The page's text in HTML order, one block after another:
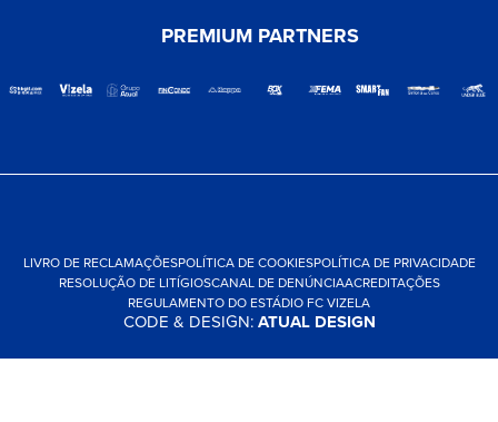
PREMIUM PARTNERS
LIVRO DE RECLAMAÇÕESPOLÍTICA DE COOKIESPOLÍTICA DE PRIVACIDADE
RESOLUÇÃO DE LITÍGIOSCANAL DE DENÚNCIAACREDITAÇÕES
REGULAMENTO DO ESTÁDIO FC VIZELA
CODE & DESIGN:ATUAL DESIGN